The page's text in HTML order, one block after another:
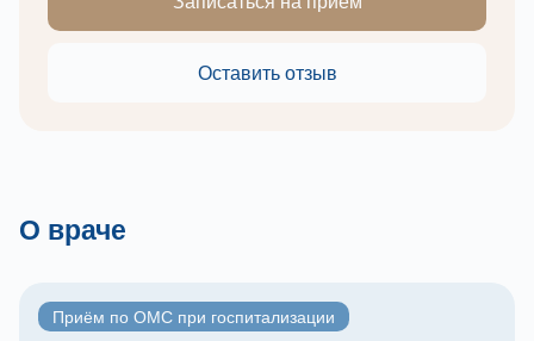
Оставить отзыв
О враче
Приём по ОМС при госпитализации